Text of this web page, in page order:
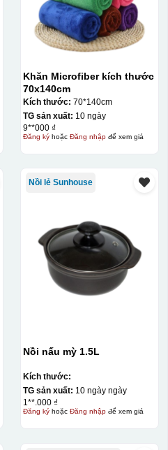
Khăn Microfiber kích thước
70x140cm
Kích thước: 70*140cm
TG sản xuất: 10 ngày
9**000 ₫
Đăng kýhoặc Đăng nhậpđể xem giá
Nồi lẻ Sunhouse
Nồi nấu mỳ 1.5L
Kích thước:
TG sản xuất: 10 ngày ngày
1**.000 ₫
Đăng kýhoặc Đăng nhậpđể xem giá